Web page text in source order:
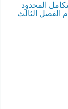
المحدود
الفصل الثالث